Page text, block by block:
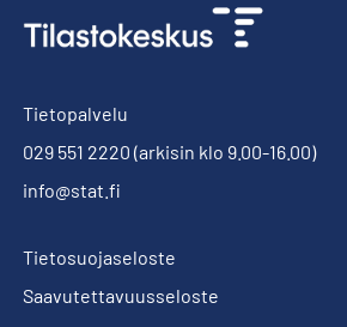
Tietopalvelu
029 551 2220 (arkisin klo 9.00-16.00)
info@stat.fi
Tietosuojaseloste
Saavutettavuusseloste